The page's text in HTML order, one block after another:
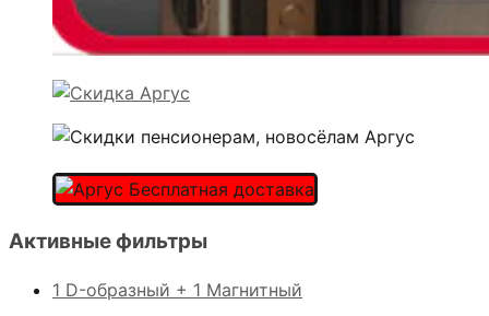
Активные фильтры
1 D-образный + 1 Магнитный